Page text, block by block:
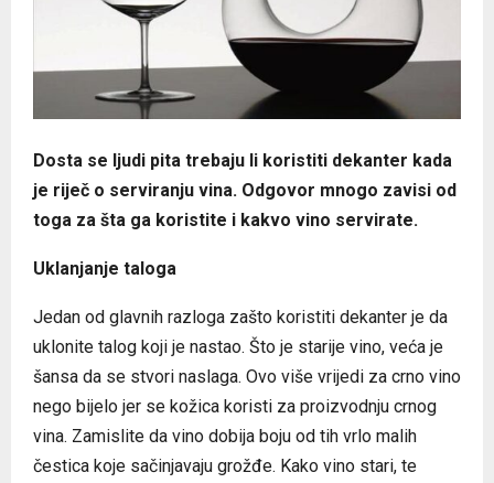
Dosta se ljudi pita trebaju li koristiti dekanter kada
je riječ o serviranju vina. Odgovor mnogo zavisi od
toga za šta ga koristite i kakvo vino servirate.
Uklanjanje taloga
Jedan od glavnih razloga zašto koristiti dekanter je da
uklonite talog koji je nastao. Što je starije vino, veća je
šansa da se stvori naslaga. Ovo više vrijedi za crno vino
nego bijelo jer se kožica koristi za proizvodnju crnog
vina. Zamislite da vino dobija boju od tih vrlo malih
čestica koje sačinjavaju grožđe. Kako vino stari, te